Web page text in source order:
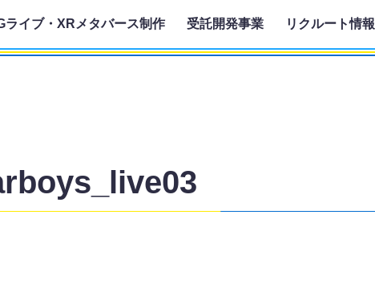
ライブ・XRメタバース制作 受託開発事業 リクルート情報